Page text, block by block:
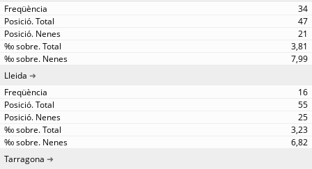
34
47
21
3,81
7,99
Lleida
16
55
25
3,23
6,82
Tarragona